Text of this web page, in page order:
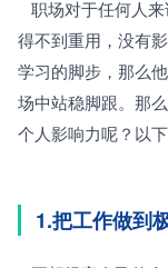
得不到重用，没有
学习的脚步，那么
场中站稳脚跟。那
个人影响力呢？以
1.把工作做到